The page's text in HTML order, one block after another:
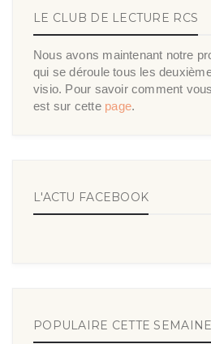
LE CLUB DE LECTURE RCS
Nous avons maintenant notre
qui se déroule tous les
visio. Pour savoir comment
est sur cette page.
L'ACTU FACEBOOK
POPULAIRE CETTE SEMAINE